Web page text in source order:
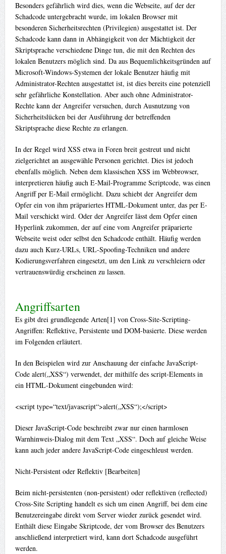
Besonders gefährlich wird dies, wenn die Webseite, auf der der
Schadcode untergebracht wurde, im lokalen Browser mit
besonderen Sicherheitsrechten (Privilegien) ausgestattet ist. Der
Schadcode kann dann in Abhängigkeit von der Mächtigkeit der
Skriptsprache verschiedene Dinge tun, die mit den Rechten des
lokalen Benutzers möglich sind. Da aus Bequemlichkeitsgründen auf
Microsoft-Windows-Systemen der lokale Benutzer häufig mit
Administrator-Rechten ausgestattet ist, ist dies bereits eine potenziell
sehr gefährliche Konstellation. Aber auch ohne Administrator-
Rechte kann der Angreifer versuchen, durch Ausnutzung von
Sicherheitslücken bei der Ausführung der betreffenden
Skriptsprache diese Rechte zu erlangen.
In der Regel wird XSS etwa in Foren breit gestreut und nicht
zielgerichtet an ausgewähle Personen gerichtet. Dies ist jedoch
ebenfalls möglich. Neben dem klassischen XSS im Webbrowser,
interpretieren häufig auch E-Mail-Programme Scriptcode, was einen
Angriff per E-Mail ermöglicht. Dazu schiebt der Angreifer dem
Opfer ein von ihm präpariertes HTML-Dokument unter, das per E-
Mail verschickt wird. Oder der Angreifer lässt dem Opfer einen
Hyperlink zukommen, der auf eine vom Angreifer präparierte
Webseite weist oder selbst den Schadcode enthält. Häufig werden
dazu auch Kurz-URLs, URL-Spoofing-Techniken und andere
Kodierungsverfahren eingesetzt, um den Link zu verschleiern oder
vertrauenswürdig erscheinen zu lassen.
Angriffsarten
Es gibt drei grundlegende Arten[1] von Cross-Site-Scripting-
Angriffen: Reflektive, Persistente und DOM-basierte. Diese werden
im Folgenden erläutert.
In den Beispielen wird zur Anschauung der einfache JavaScript-
Code alert(„XSS“) verwendet, der mithilfe des script-Elements in
ein HTML-Dokument eingebunden wird:
<script type=“text/javascript“>alert(„XSS“);</script>
Dieser JavaScript-Code beschreibt zwar nur einen harmlosen
Warnhinweis-Dialog mit dem Text „XSS“. Doch auf gleiche Weise
kann auch jeder andere JavaScript-Code eingeschleust werden.
Nicht-Persistent oder Reflektiv [Bearbeiten]
Beim nicht-persistenten (non-persistent) oder reflektiven (reflected)
Cross-Site Scripting handelt es sich um einen Angriff, bei dem eine
Benutzereingabe direkt vom Server wieder zurück gesendet wird.
Enthält diese Eingabe Skriptcode, der vom Browser des Benutzers
anschließend interpretiert wird, kann dort Schadcode ausgeführt
werden.